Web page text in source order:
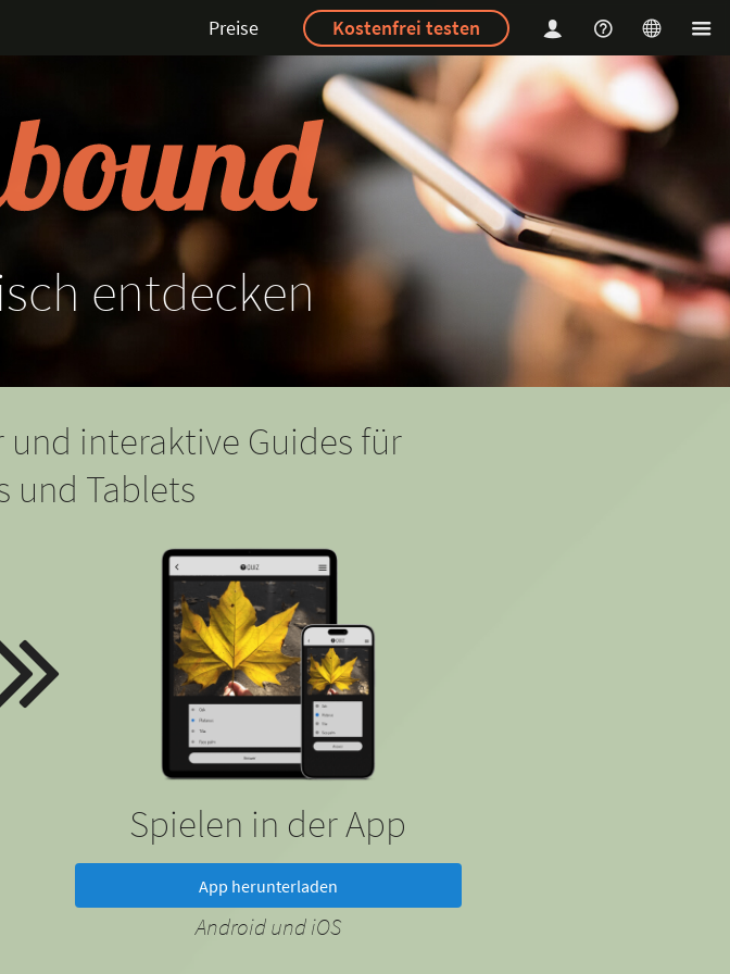
Preise Kostenfrei testen
entdecken
interaktive Guides für
und Tablets
Spielen in der App
App herunterladen
Android und iOS